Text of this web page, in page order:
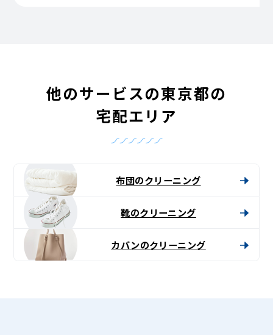
他のサービスの東京都の
宅配エリア
布団のクリーニング
靴のクリーニング
カバンのクリーニング